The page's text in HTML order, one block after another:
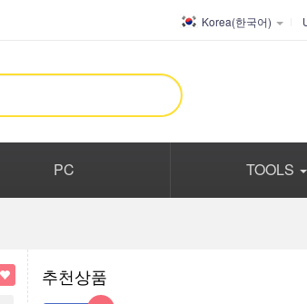
Korea(한국어)
PC TOOLS
추천상품